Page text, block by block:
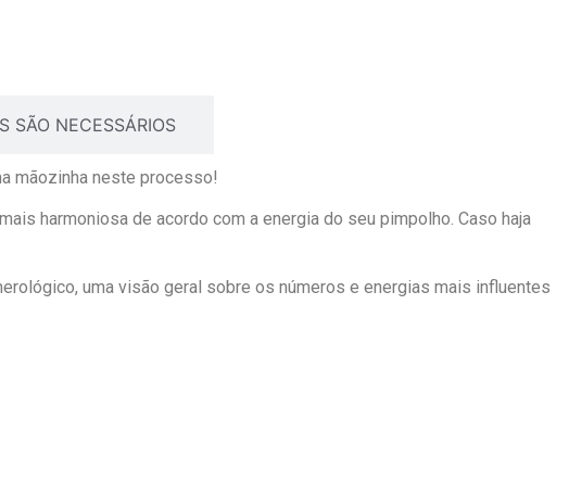
SÃO NECESSÁRIOS
mãozinha neste processo!
harmoniosa de acordo com a energia do seu pimpolho. Caso haja
uma visão geral sobre os números e energias mais influentes